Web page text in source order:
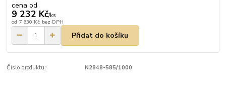
cena od
9 232 Kč/ks
od 7 630 Kč bez DPH
Přidat do košíku
Číslo produktu: N2848-585/1000